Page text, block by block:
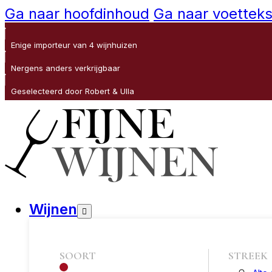
Ga naar hoofdinhoud Ga naar
Enige importeur van 4 wijnhuizen
Nergens anders verkrijgbaar
Geselecteerd door Robert & Ulla
Wijnen
SOORT STREEK